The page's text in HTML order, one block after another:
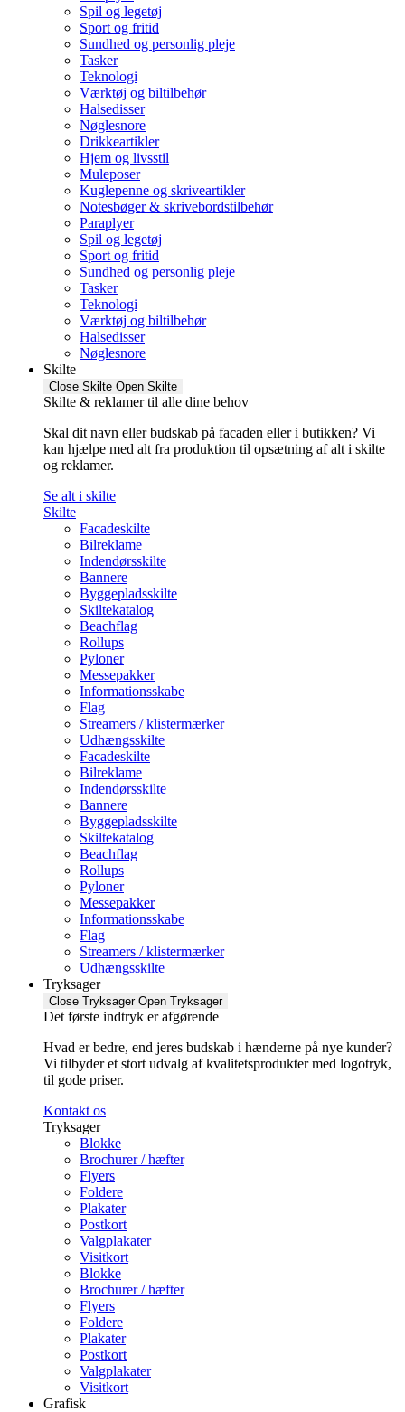
Spil og legetøj
Sport og fritid
Sundhed og personlig pleje
Tasker
Teknologi
Værktøj og biltilbehør
Halsedisser
Nøglesnore
Drikkeartikler
Hjem og livsstil
Muleposer
Kuglepenne og skriveartikler
Notesbøger & skrivebordstilbehør
Paraplyer
Spil og legetøj
Sport og fritid
Sundhed og personlig pleje
Tasker
Teknologi
Værktøj og biltilbehør
Halsedisser
Nøglesnore
Skilte
Close Skilte Open Skilte
Skilte & reklamer til alle dine behov
Skal dit navn eller budskab på facaden eller i butikken? Vi
kan hjælpe med alt fra produktion til opsætning af alt i skilte
og reklamer.
Se alt i skilte
Skilte
Facadeskilte
Bilreklame
Indendørsskilte
Bannere
Byggepladsskilte
Skiltekatalog
Beachflag
Rollups
Pyloner
Messepakker
Informationsskabe
Flag
Streamers / klistermærker
Udhængsskilte
Facadeskilte
Bilreklame
Indendørsskilte
Bannere
Byggepladsskilte
Skiltekatalog
Beachflag
Rollups
Pyloner
Messepakker
Informationsskabe
Flag
Streamers / klistermærker
Udhængsskilte
Tryksager
Close Tryksager Open Tryksager
Det første indtryk er afgørende
Hvad er bedre, end jeres budskab i hænderne på nye kunder?
Vi tilbyder et stort udvalg af kvalitetsprodukter med logotryk,
til gode priser.
Kontakt os
Tryksager
Blokke
Brochurer / hæfter
Flyers
Foldere
Plakater
Postkort
Valgplakater
Visitkort
Blokke
Brochurer / hæfter
Flyers
Foldere
Plakater
Postkort
Valgplakater
Visitkort
Grafisk